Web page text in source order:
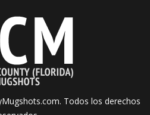
Todos los derechos